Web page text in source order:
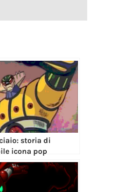
storia di
icona pop